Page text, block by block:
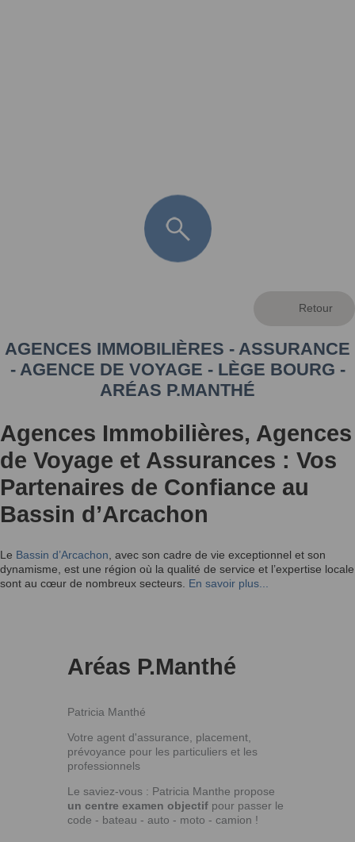
AGENCES IMMOBILIÈRES - ASSURANCE
- AGENCE DE VOYAGE - LÈGE BOURG -
ARÉAS P.MANTHÉ
Agences Immobilières, Agences
de Voyage et Assurances : Vos
Partenaires de Confiance au
Bassin d’Arcachon
Le Bassin d’Arcachon , avec son cadre de vie exceptionnel et son
dynamisme, est une région où la qualité de service et l’expertise locale
sont au cœur de nombreux secteurs. En savoir plus...
Aréas P.Manthé
Patricia Manthé
Votre agent d'assurance, placement,
prévoyance pour les particuliers et les
professionnels
Le saviez-vous : Patricia Manthe propose
un centre examen objectif pour passer le
code - bateau - auto - moto - camion !